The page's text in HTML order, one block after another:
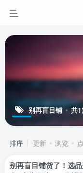
别再盲目铺 共
排序 更新 浏览
别再盲目铺货了！选